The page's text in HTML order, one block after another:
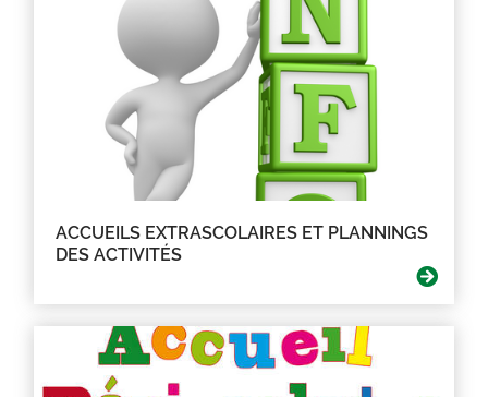
ACCUEILS EXTRASCOLAIRES ET PLANNINGS
DES ACTIVITÉS